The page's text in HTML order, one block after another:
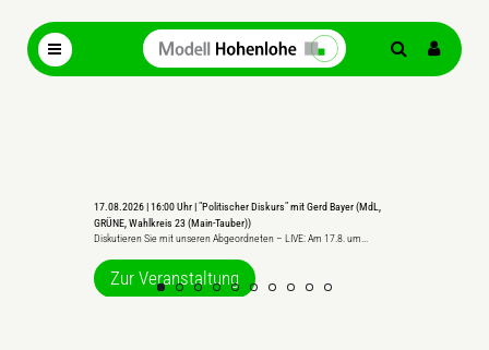
17.08.2026 | 16:00 Uhr | "Politischer Diskurs" mit Gerd Bayer (MdL,
GRÜNE, Wahlkreis 23 (Main-Tauber))
Diskutieren Sie mit unseren Abgeordneten – LIVE: Am 17.8. um...
Zur Veranstaltung